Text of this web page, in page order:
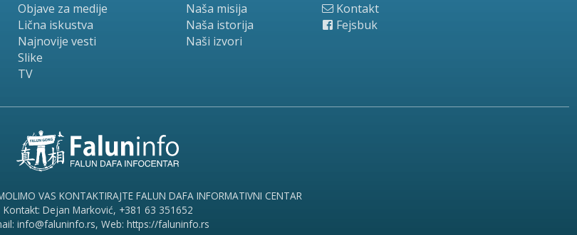
Objave za medije
Lična iskustva
Najnovije vesti
Slike
TV
Naša misija
Naša istorija
Naši izvori
Kontakt
Fejsbuk
VAS KONTAKTIRAJTE FALUN DAFA INFORMATIVNI CENTAR
Kontakt: Dejan Marković, +381 63 351652
info@faluninfo.rs, Web: https://faluninfo.rs